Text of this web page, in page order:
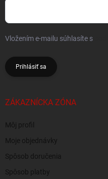
Vložením e-mailu súhlasíte s
Prihlásiť sa
ZÁKAZNÍCKA ZÓNA
Môj profil
Moje objednávky
Spôsob doručenia
Spôsob platby